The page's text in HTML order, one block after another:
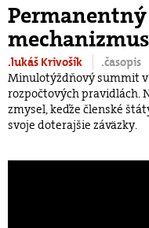
mechanizmus
.lukáš Krivošík .časopis
Minulotýždňový summit v
rozpočtových pravidlách.
zmysel, keďže členské
svoje doterajšie záväzky.